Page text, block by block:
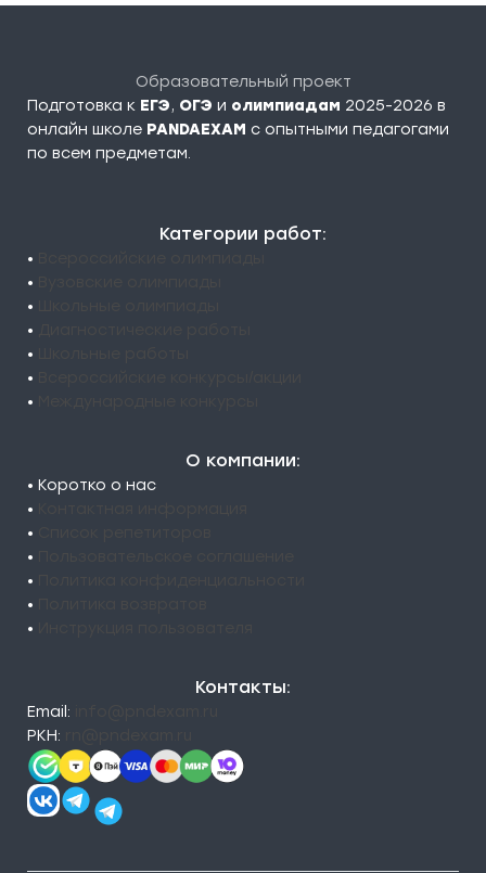
Образовательный проект
Подготовка к ЕГЭ, ОГЭ и олимпиадам 2025-2026 в
онлайн школе PANDAEXAM c опытными педагогами
по всем предметам.
Категории работ:
•
•
•
•
•
•
•
О компании:
• Коротко о нас
•
•
•
•
•
•
Контакты:
Email:
РКН: